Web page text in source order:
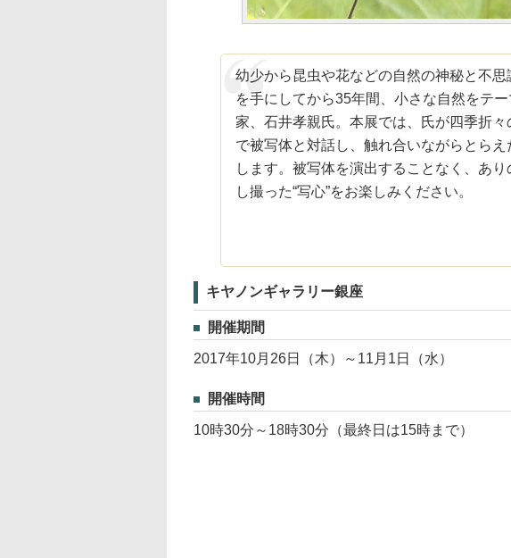
幼少から昆虫や花などの自然の神秘と不
を手にしてから35年間、小さな自然をテ
家、石井孝親氏。本展では、氏が四季折
で被写体と対話し、触れ合いながらとら
します。被写体を演出することなく、あ
し撮った“写心”をお楽しみください。
キヤノンギャラリー銀座
開催期間
2017年10月26日（木）～11月1日（水）
開催時間
10時30分～18時30分（最終日は15時まで）